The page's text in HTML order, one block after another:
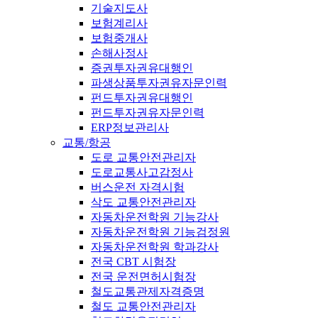
기술지도사
보험계리사
보험중개사
손해사정사
증권투자권유대행인
파생상품투자권유자문인력
펀드투자권유대행인
펀드투자권유자문인력
ERP정보관리사
교통/항공
도로 교통안전관리자
도로교통사고감정사
버스운전 자격시험
삭도 교통안전관리자
자동차운전학원 기능강사
자동차운전학원 기능검정원
자동차운전학원 학과강사
전국 CBT 시험장
전국 운전면허시험장
철도교통관제자격증명
철도 교통안전관리자